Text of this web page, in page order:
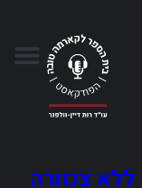
ללא צנזורה